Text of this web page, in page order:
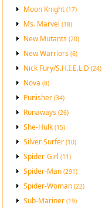
Moon Knight(17)
Ms. Marvel(18)
New Mutants(20)
New Warriors(6)
Nick Fury/S.H.I.E.L.D(24)
Nova(8)
Punisher(34)
Runaways(26)
She-Hulk(15)
Silver Surfer(10)
Spider-Girl(11)
Spider-Man(291)
Spider-Woman(22)
Sub-Mariner(19)